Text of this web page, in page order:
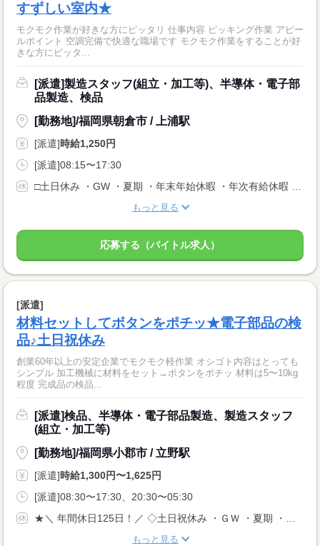
すずしい室内★
モクモク作業が好きな方にピッタリ 仕事内容 ピッキング作業 アピー
ルポイント 空調完備で快適な職場です モクモク作業をすることが好
きな方にピッタ...
[派遣]製造スタッフ(組立・加工等)、半導体・電子部
品製造、検品
[勤務地]/福岡県朝倉市 / 上浦駅
[派遣]時給1,250円
[派遣]08:15〜17:30
□土日休み ・GW ・夏期 ・年末年始休暇 ・年次有給休暇 ＊会社カレンダー有
もっと見る
応募する（バイトル求人）
[派遣]
材料セットしてボタンをポチッ★電子部品の検
品♪土日祝休み
創業60年以上の安定企業でモクモク軽作業 オシゴト内容はとっても
シンプル 加工機械に材料をセット→ボタンをポチッ 材料は5〜10kg
程度 完成品の検品...
[派遣]検品、半導体・電子部品製造、製造スタッフ
(組立・加工等)
[勤務地]/福岡県小郡市 / 立野駅
[派遣]時給1,300円〜1,625円
[派遣]08:30〜17:30、20:30〜05:30
★＼ 年間休日125日！／ ◇土日祝休み ・ＧＷ ・夏期 ・年末年始休暇 ・年次有給休暇 ＊会社カレンダー有
もっと見る